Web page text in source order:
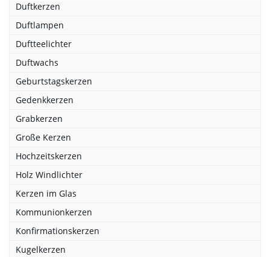
Duftkerzen
Duftlampen
Duftteelichter
Duftwachs
Geburtstagskerzen
Gedenkkerzen
Grabkerzen
Große Kerzen
Hochzeitskerzen
Holz Windlichter
Kerzen im Glas
Kommunionkerzen
Konfirmationskerzen
Kugelkerzen